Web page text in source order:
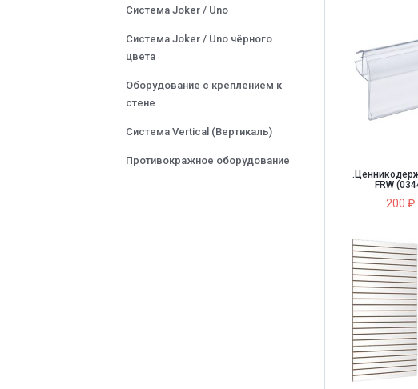
FRW
200 ₽
Система Joker / Uno
Система Joker / Uno чёрного
цвета
Оборудование с креплением к
стене
Система Vertical (Вертикаль)
Противокражное оборудование